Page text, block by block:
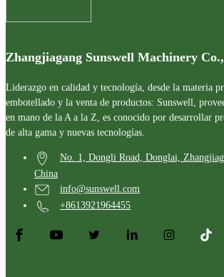
Zhangjiagang Sunswell Machinery
Liderazgo en calidad y tecnología, desde la materia
embotellado y la venta de productos: Sunswell,
en mano de la A a la Z, es conocido por desarrollar
de alta gama y nuevas tecnologías.
No. 1, Dongli Road, Donglai,
China
info@sunswell.com
+8613921964455